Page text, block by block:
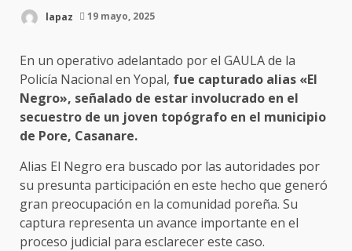
lapaz 19 mayo, 2025
En un operativo adelantado por el GAULA de la
Policía Nacional en Yopal, fue capturado alias «El
Negro», señalado de estar involucrado en el
secuestro de un joven topógrafo en el municipio
de Pore, Casanare.
Alias El Negro era buscado por las autoridades por
su presunta participación en este hecho que generó
gran preocupación en la comunidad poreña. Su
captura representa un avance importante en el
proceso judicial para esclarecer este caso.